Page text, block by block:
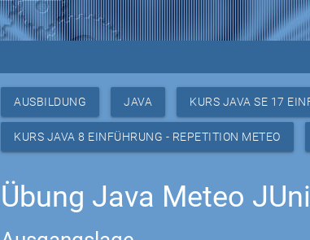
AUSBILDUNG JAVA KURS JAVA SE 17
KURS JAVA 8 EINFÜHRUNG - REPETITION METEO
Übung Java Meteo